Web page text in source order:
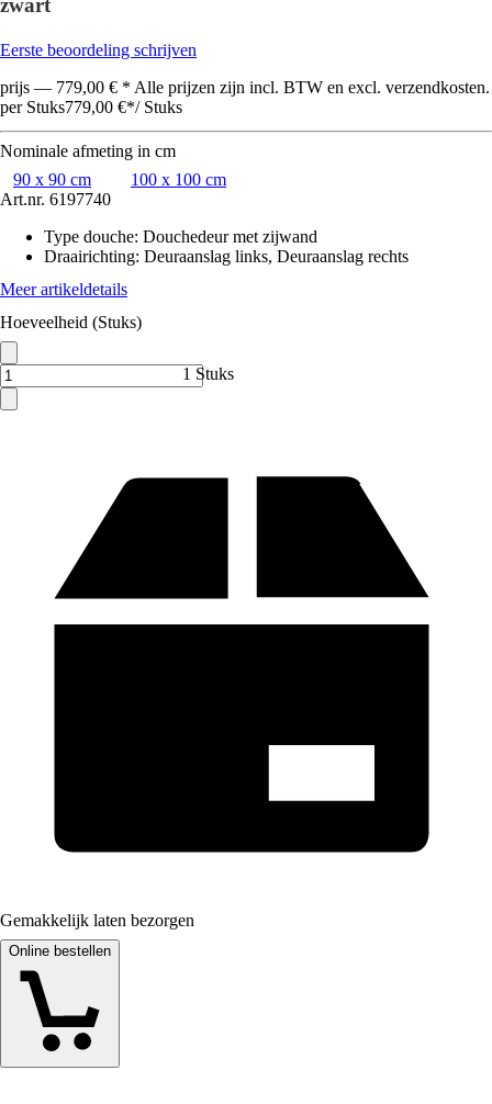
zwart
Eerste beoordeling schrijven
prijs — 779,00 € * Alle prijzen zijn incl. BTW en excl. verzendkosten.
per Stuks779,00 €*/ Stuks
Nominale afmeting in cm
90 x 90 cm
100 x 100 cm
Art.nr. 6197740
Type douche: Douchedeur met zijwand
Draairichting: Deuraanslag links, Deuraanslag rechts
Meer artikeldetails
Hoeveelheid (Stuks)
1 Stuks
Gemakkelijk laten bezorgen
Online bestellen